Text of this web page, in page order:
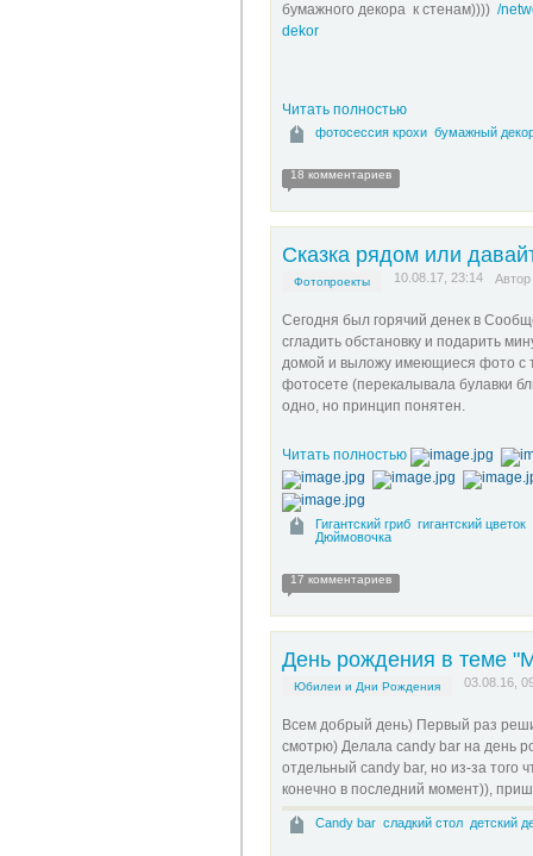
бумажного декора к стенам)))) /
dekor
Читать полностью
фотосессия крохи бумажный
18 комментариев
Сказка рядом или
Фотопроекты 10.08.17, 23:14 Автор
Сегодня был горячий денек в
сгладить обстановку и подарить
домой и выложу имеющиеся фото с
фотосете (перекалывала булавки
одно, но принцип понятен.
Читать полностью
Гигантский гриб гигантский цветок
Дюймовочка
17 комментариев
День рождения в теме
Юбилеи и Дни Рождения 03.08.16,
Всем добрый день) Первый раз
смотрю) Делала candy bar на день
отдельный candy bar, но из-за того
конечно в последний момент)),
Candy bar сладкий стол детский